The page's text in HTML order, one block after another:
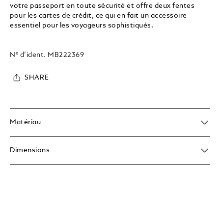
votre passeport en toute sécurité et offre deux fentes
pour les cartes de crédit, ce qui en fait un accessoire
essentiel pour les voyageurs sophistiqués.
N° d’ident. MB222369
SHARE
Matériau
Dimensions